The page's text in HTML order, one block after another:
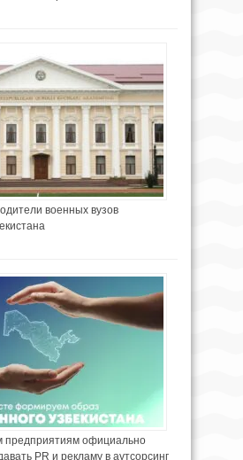
военных вузов
предприятиям официально
PR и рекламу в аутсорсинг